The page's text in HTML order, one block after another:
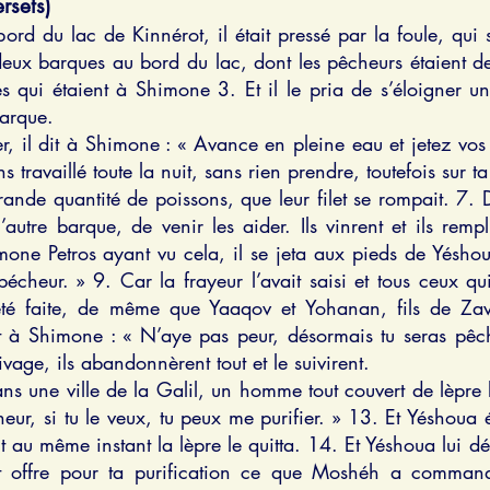
du lac de Kinnérot, il était pressé par la foule, qui
barques au bord du lac, dont les pêcheurs étaient
qui étaient à Shimone 3. Et il le pria de s’éloigner
il dit à Shimone : « Avance en pleine eau et jetez
travaillé toute la nuit, sans rien prendre, toutefois sur
quantité de poissons, que leur filet se rompait. 7.
barque, de venir les aider. Ils vinrent et ils
Petros ayant vu cela, il se jeta aux pieds de
» 9. Car la frayeur l’avait saisi et tous ceux
faite, de même que Yaaqov et Yohanan, fils de
Shimone : « N’aye pas peur, désormais tu seras
ils abandonnèrent tout et le suivirent.
une ville de la Galil, un homme tout couvert de lèpre
si tu le veux, tu peux me purifier. » 13. Et
au même instant la lèpre le quitta. 14. Et Yéshoua lui
offre pour ta purification ce que Moshéh a